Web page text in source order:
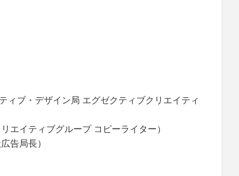
ィブ・デザイン局 エグゼクティブクリエイティ
エイティブグループ コピーライター）
告局長）